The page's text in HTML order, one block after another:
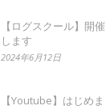
【ログスクール】開催
します
2024年6月12日
【Youtube】はじめま